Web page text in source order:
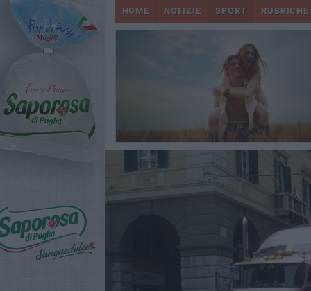
HOME NOTIZIE SPORT RUBRICHE